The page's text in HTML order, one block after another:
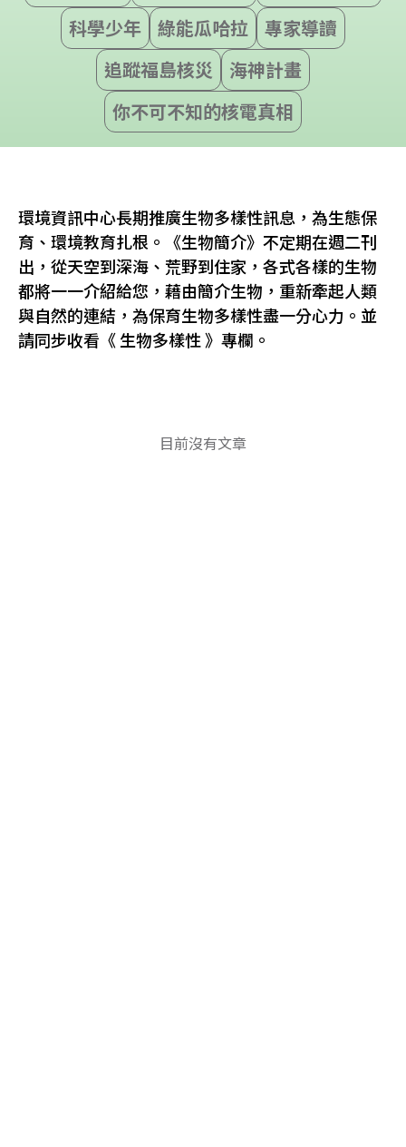
科學少年
綠能瓜哈拉
專家導讀
追蹤福島核災
海神計畫
你不可不知的核電真相
環境資訊中心長期推廣生物多樣性訊息，為生態保
育、環境教育扎根。《生物簡介》不定期在週二刊
出，從天空到深海、荒野到住家，各式各樣的生物
都將一一介紹給您，藉由簡介生物，重新牽起人類
與自然的連結，為保育生物多樣性盡一分心力。並
請同步收看《 生物多樣性 》專欄。
目前沒有文章